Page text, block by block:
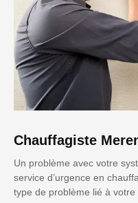
Chauffagiste
Un problème avec votre
service d’urgence en
type de problème lié à